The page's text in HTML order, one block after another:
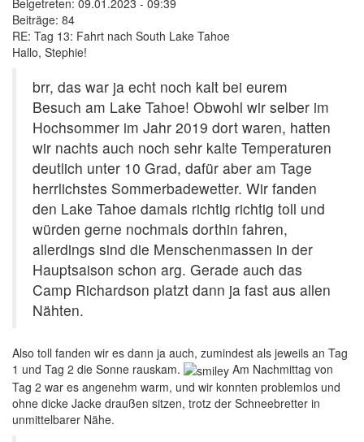
Beiträge: 84
RE: Tag 13: Fahrt nach South Lake Tahoe
Hallo, Stephie!
brr, das war ja echt noch kalt bei eurem
Besuch am Lake Tahoe! Obwohl wir selber im
Hochsommer im Jahr 2019 dort waren, hatten
wir nachts auch noch sehr kalte Temperaturen
deutlich unter 10 Grad, dafür aber am Tage
herrlichstes Sommerbadewetter. Wir fanden
den Lake Tahoe damals richtig richtig toll und
würden gerne nochmals dorthin fahren,
allerdings sind die Menschenmassen in der
Hauptsaison schon arg. Gerade auch das
Camp Richardson platzt dann ja fast aus allen
Nähten.
Also toll fanden wir es dann ja auch, zumindest als jeweils an Tag
1 und Tag 2 die Sonne rauskam.
Am Nachmittag von
Tag 2 war es angenehm warm, und wir konnten problemlos und
ohne dicke Jacke draußen sitzen, trotz der Schneebretter in
unmittelbarer Nähe.